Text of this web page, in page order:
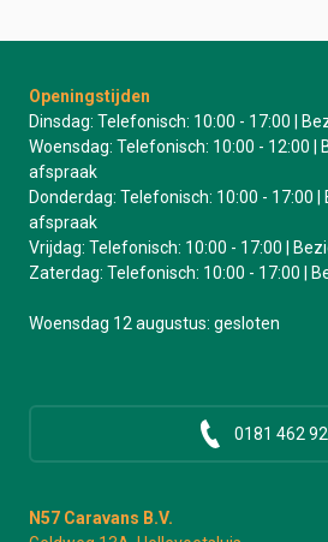
Openingstijden
Dinsdag: Telefonisch: 10:00 - 17:00 |
Woensdag: Telefonisch: 10:00 - 12:00 |
afspraak
Donderdag: Telefonisch: 10:00 - 17:00 |
afspraak
Vrijdag: Telefonisch: 10:00 - 17:00 |
Zaterdag: Telefonisch: 10:00 - 17:00 |
Woensdag 12 augustus: gesloten
0181 462
N57 Caravans B.V.